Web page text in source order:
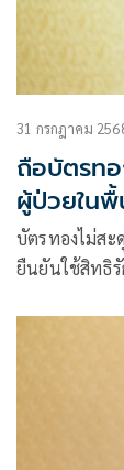
31 กรกฎาคม
ถือบัตรทอ
ผู้ป่วยใน
บัตรทองไม่สะ
ยืนยันใช้สิทธิ